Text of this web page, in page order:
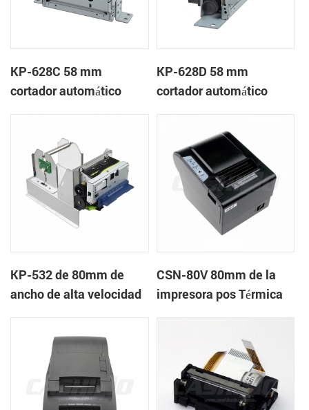
KP-628C 58 mm
cortador automático
KP-628D 58 mm
cortador automático
KP-532 de 80mm de
ancho de alta velocidad
del quiosco
CSN-80V 80mm de la
impresora pos Térmica